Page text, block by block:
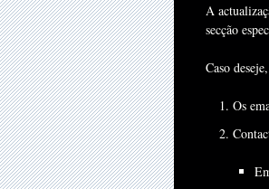
A
secção
Caso
Os